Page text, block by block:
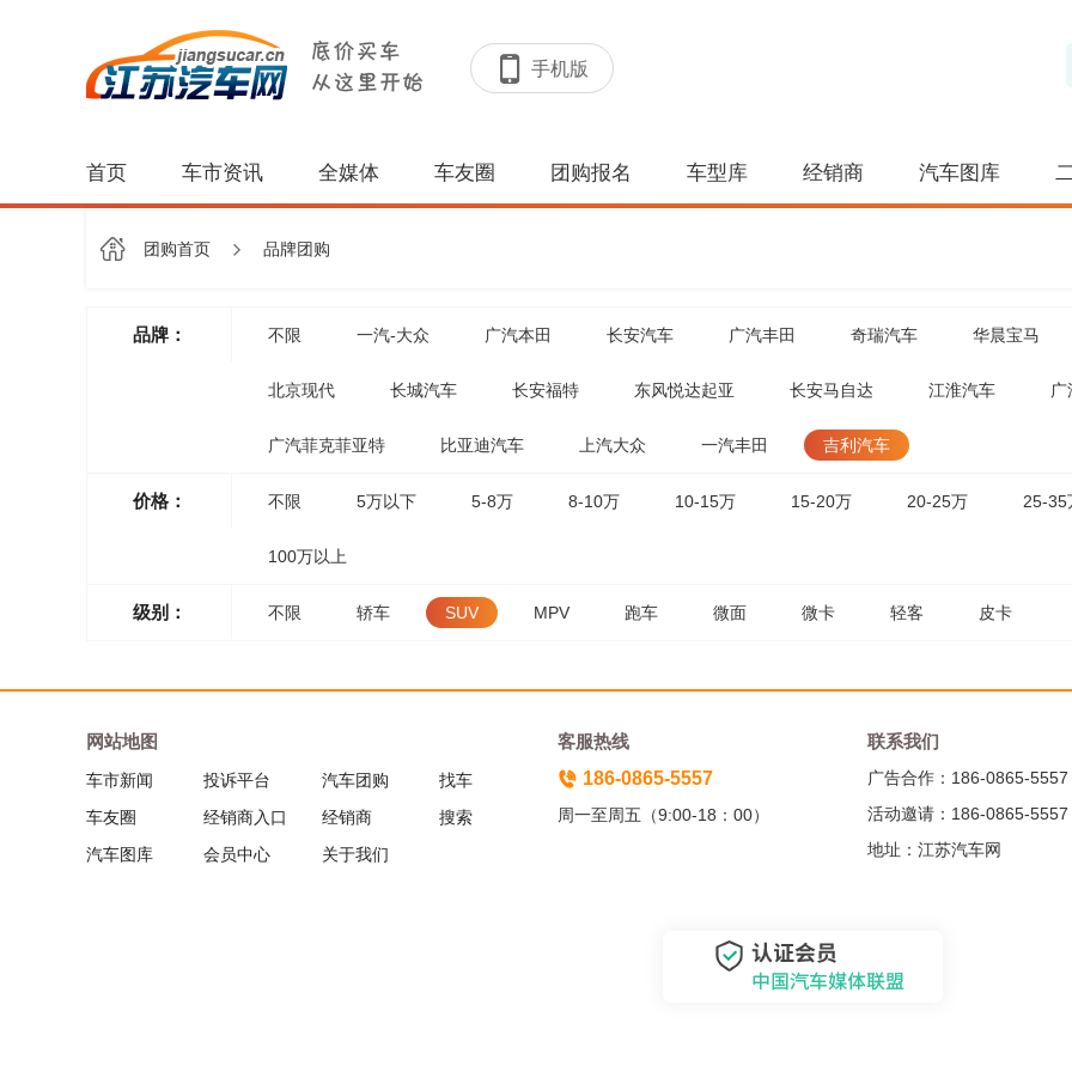
手机版
首页 车市资讯 全媒体 车友圈 团购报名 车型库 经销商 汽车图库
团购首页 品牌团购
品牌： 不限 一汽-大众 广汽本田 长安汽车 广汽丰田 奇瑞汽车 华晨宝马
北京现代 长城汽车 长安福特 东风悦达起亚 长安马自达 江淮汽车 广
广汽菲克菲亚特 比亚迪汽车 上汽大众 一汽丰田 吉利汽车
价格： 不限 5万以下 5-8万 8-10万 10-15万 15-20万 20-25万 25-35
100万以上
级别： 不限 轿车 SUV MPV 跑车 微面 微卡 轻客 皮卡
网站地图
车市新闻 投诉平台 汽车团购
找车
车友圈
经销商入口 经销商
搜索
汽车图库
会员中心 关于我们
客服热线
186-0865-5557
周一至周五（9:00-18：00）
联系我们
广告合作：186-0865-5557
活动邀请：186-0865-5557
地址：江苏汽车网